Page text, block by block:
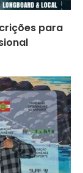
para